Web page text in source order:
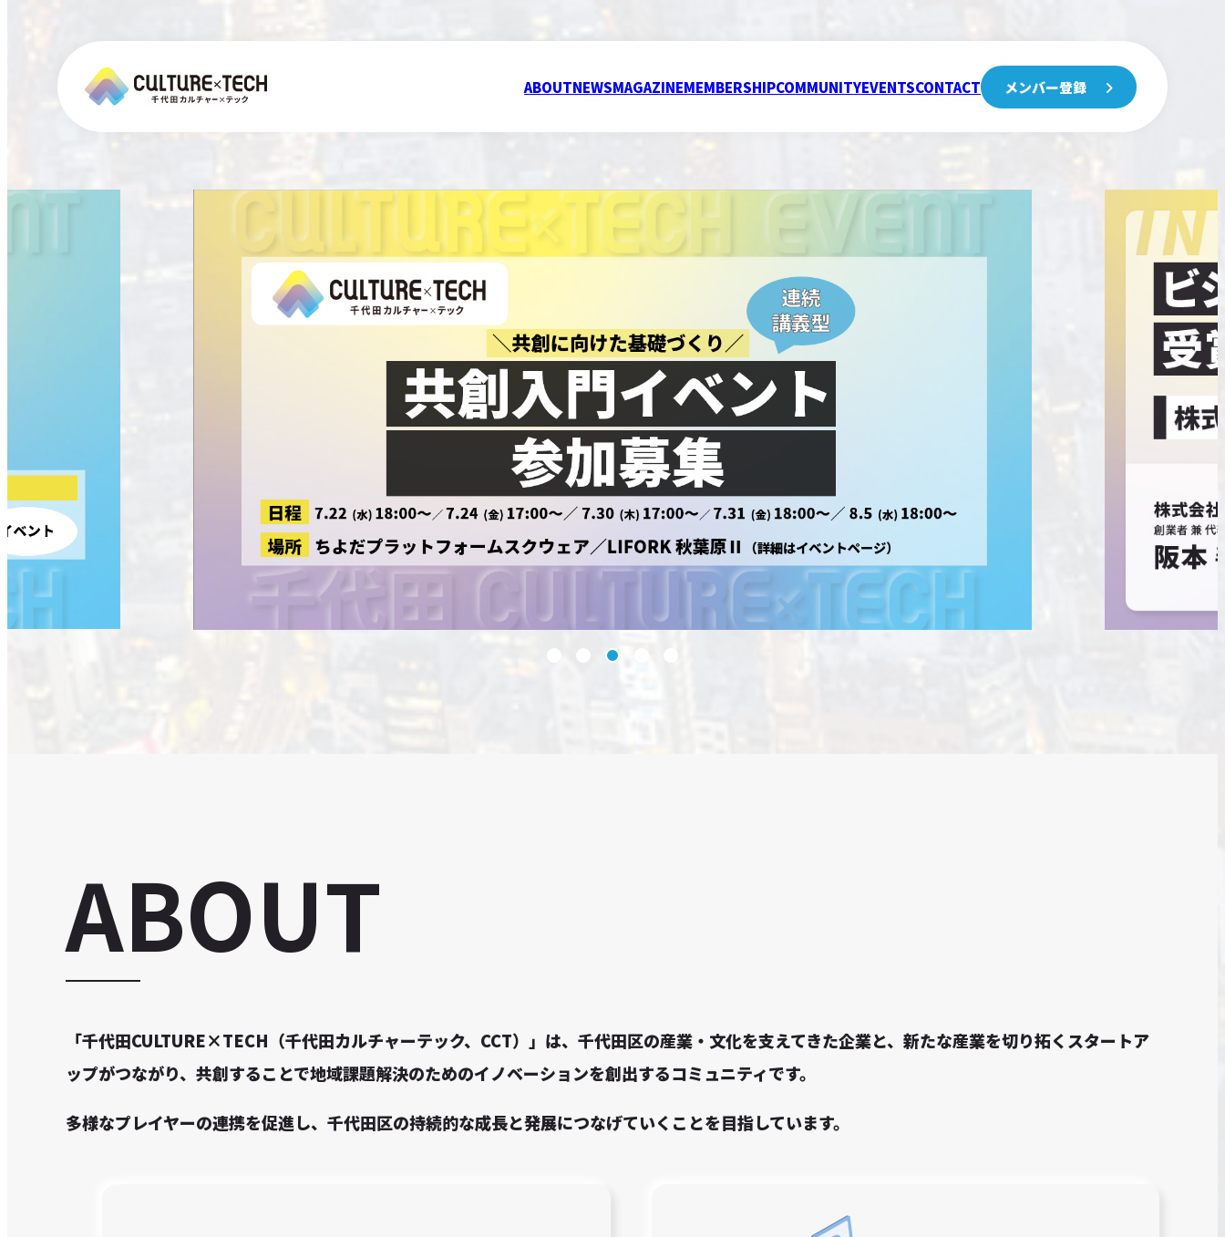
ABOUTNEWSMAGAZINEMEMBERSHIPCOMMUNITYEVENTSCONTACT メンバー登録
ABOUT
「千代田CULTURE×TECH（千代田カルチャーテック、CCT）」は、千代田区の産業・文化を支えてきた企業と、新たな産業を切り拓くスタートア
ップがつながり、共創することで地域課題解決のためのイノベーションを創出するコミュニティです。
多様なプレイヤーの連携を促進し、千代田区の持続的な成長と発展につなげていくことを目指しています。